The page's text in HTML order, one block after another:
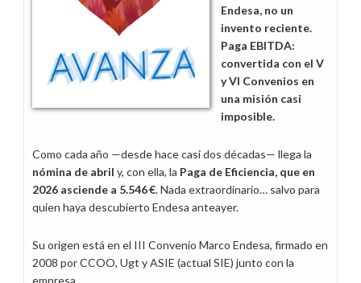
Endesa, no un
invento reciente.
Paga EBITDA:
convertida con el V
y VI Convenios en
una misión casi
imposible.
Como cada año —desde hace casi dos décadas— llega la
nómina de abril y, con ella, la Paga de Eficiencia, que en
2026 asciende a 5.546 €. Nada extraordinario… salvo para
quien haya descubierto Endesa anteayer.
Su origen está en el III Convenio Marco Endesa, firmado en
2008 por CCOO, Ugt y ASIE (actual SIE) junto con la
empresa.